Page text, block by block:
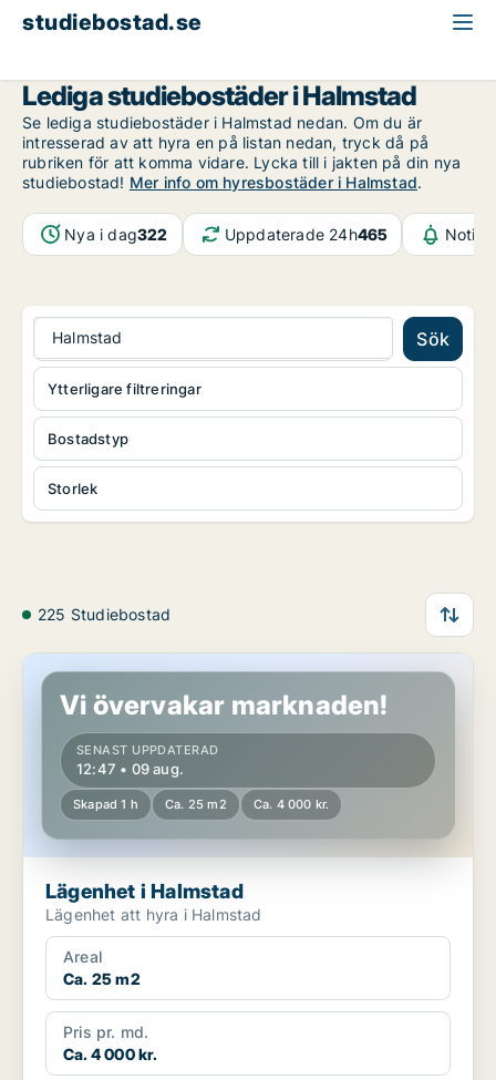
studiebostad.se
Lediga studiebostäder i Halmstad
Se lediga studiebostäder i Halmstad nedan. Om du är
intresserad av att hyra en på listan nedan, tryck då på
rubriken för att komma vidare. Lycka till i jakten på din nya
studiebostad! Mer info om hyresbostäder i Halmstad.
Nya i dag322 Uppdaterade 24h465
Halmstad Sök
Bostadstyp
Storlek
Ytterligare filtreringar
225 Studiebostad
Lägenhet i Halmstad
Vi övervakar marknaden!
SENAST UPPDATERAD
12:47 • 09 aug.
Skapad 1 h Ca. 25 m2 Ca. 4 000 kr.
Lägenhet i Halmstad
Lägenhet att hyra i Halmstad
Areal
Ca. 25 m2
Pris pr. md.
Ca. 4 000 kr.